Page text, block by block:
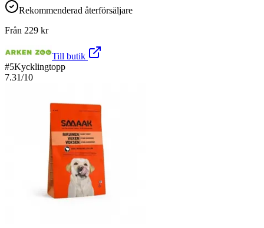
Rekommenderad återförsäljare
Från 229 kr
Till butik
#5Kycklingtopp
7.31/10